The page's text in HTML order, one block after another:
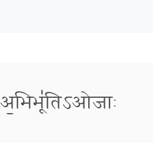
अ॒भिभू॑तिऽओजाः